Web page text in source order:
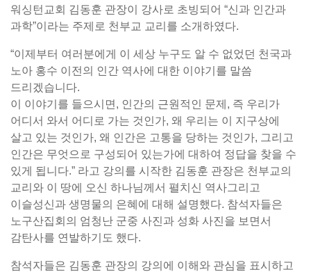
워싱턴교회 김동훈 관장이 강사로 초빙되어 “신과 인간과
과학”이라는 주제로 천부교 교리를 소개하였다.
“이제부터 여러분에게 이 세상 누구도 알 수 없었던 천국과
노아 홍수 이전의 인간 역사에 대한 이야기를 말씀
드리겠습니다.
이 이야기를 들으시면, 인간의 근원적인 문제, 즉 우리가
어디서 와서 어디로 가는 것인가, 왜 우리는 이 지구상에
살고 있는 것인가, 왜 인간은 고통을 당하는 것인가, 그리고
인간은 무엇으로 구성되어 있는가에 대하여 정답을 찾을 수
있게 됩니다.” 라고 강의를 시작한 김동훈 관장은 천부교의
교리와 이 땅에 오신 하나님께서 펼치신 역사그리고
이슬성신과 생명물의 은혜에 대해 설명했다. 참석자들은
노구산집회의 엄청난 군중 사진과 성화 사진을 보면서
감탄사를 연발하기도 했다.
참석자들은 김동훈 관장의 강의에 이해와 관심을 표시하고